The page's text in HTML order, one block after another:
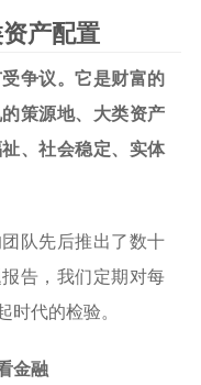
产配置
争议。它是财富的
策源地、大类资产
、社会稳定、实体
队先后推出了数十
告，我们定期对每
时代的检验。
金融